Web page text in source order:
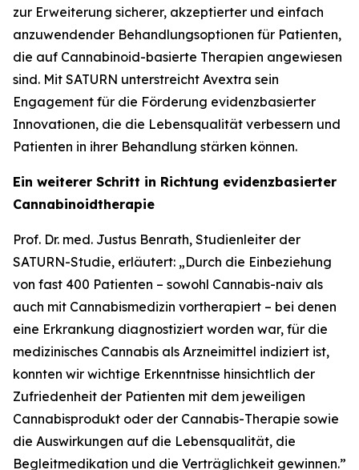
zur Erweiterung sicherer, akzeptierter und einfach
anzuwendender Behandlungsoptionen für Patienten,
die auf Cannabinoid-basierte Therapien angewiesen
sind. Mit SATURN unterstreicht Avextra sein
Engagement für die Förderung evidenzbasierter
Innovationen, die die Lebensqualität verbessern und
Patienten in ihrer Behandlung stärken können.
Ein weiterer Schritt in Richtung evidenzbasierter
Cannabinoidtherapie
Prof. Dr. med. Justus Benrath, Studienleiter der
SATURN-Studie, erläutert: „Durch die Einbeziehung
von fast 400 Patienten – sowohl Cannabis-naiv als
auch mit Cannabismedizin vortherapiert – bei denen
eine Erkrankung diagnostiziert worden war, für die
medizinisches Cannabis als Arzneimittel indiziert ist,
konnten wir wichtige Erkenntnisse hinsichtlich der
Zufriedenheit der Patienten mit dem jeweiligen
Cannabisprodukt oder der Cannabis-Therapie sowie
die Auswirkungen auf die Lebensqualität, die
Begleitmedikation und die Verträglichkeit gewinnen.”